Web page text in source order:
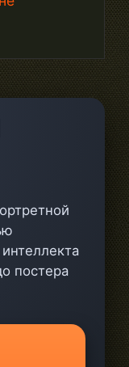
постера